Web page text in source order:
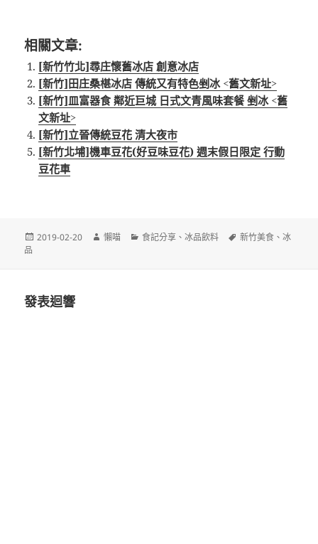
相關文章:
[新竹竹北]尋庄懷舊冰店 創意冰店
[新竹]田庄桑椹冰店 傳統又有特色剉冰 <舊文新址>
[新竹]皿富器食 鄰近巨城 日式文青風味套餐 剉冰 <舊
文新址>
[新竹]立晉傳統豆花 清大夜市
[新竹北埔]機車豆花(好豆味豆花) 週末假日限定 行動
豆花車
發
2019-02-20
作
懶喵
分
食記分享 、冰品飲料
標
新竹美食 、冰
品
發表迴響